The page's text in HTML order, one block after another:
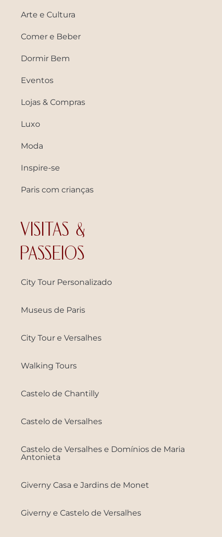
Arte e Cultura
Comer e Beber
Dormir Bem
Eventos
Lojas & Compras
Luxo
Moda
Inspire-se
Paris com crianças
VISITAS &
PASSEIOS
City Tour Personalizado
Museus de Paris
City Tour e Versalhes
Walking Tours
Castelo de Chantilly
Castelo de Versalhes
Castelo de Versalhes e Domínios de Maria
Antonieta
Giverny Casa e Jardins de Monet
Giverny e Castelo de Versalhes